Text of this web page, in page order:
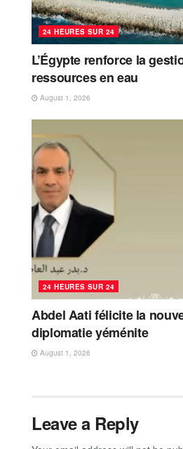
24 HEURES SUR 24
L’Égypte renforce la
ressources en eau
August 1, 2026
24 HEURES SUR 24
Abdel Aati félicite la
diplomatie yéménite
August 1, 2026
Leave a Reply